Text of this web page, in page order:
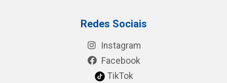
Redes Sociais
Instagram
Facebook
TikTok